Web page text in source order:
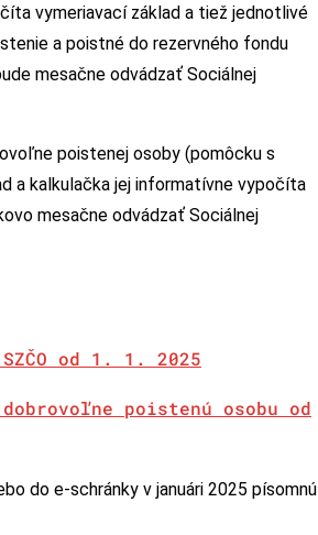
vymeriavací základ a tiež jednotlivé
a poistné do rezervného fondu
mesačne odvádzať Sociálnej
poistenej osoby (pomôcku s
a kalkulačka jej informatívne vypočíta
mesačne odvádzať Sociálnej
od 1. 1. 2025
poistenú osobu od
do e-schránky v januári 2025 písomnú